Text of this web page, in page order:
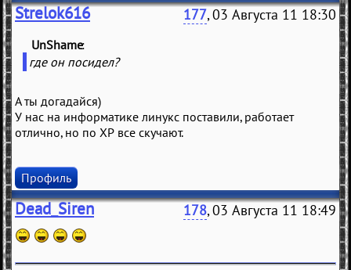
Strelok616 177, 03 Августа 11 18:30
UnShame
где он посидел?
А ты догадайся)
У нас на информатике линукс поставили, работает
отлично, но по ХР все скучают.
Профиль
Dead_Siren 178, 03 Августа 11 18:49